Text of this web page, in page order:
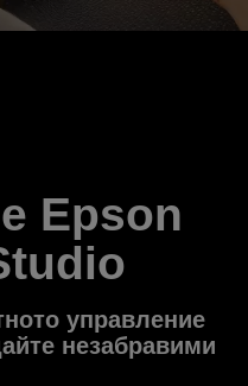
Epson
управление
незабравими